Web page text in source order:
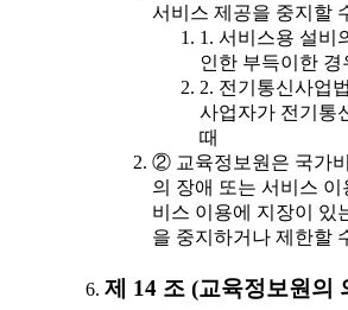
서비스 제공을 중지할
1. 서비스용 설비
인한 부득이한 경
2. 전기통신사업
사업자가 전기통
때
② 교육정보원은 국가
의 장애 또는 서비스 이
비스 이용에 지장이 있
을 중지하거나 제한할
제 14 조 (교육정보원의